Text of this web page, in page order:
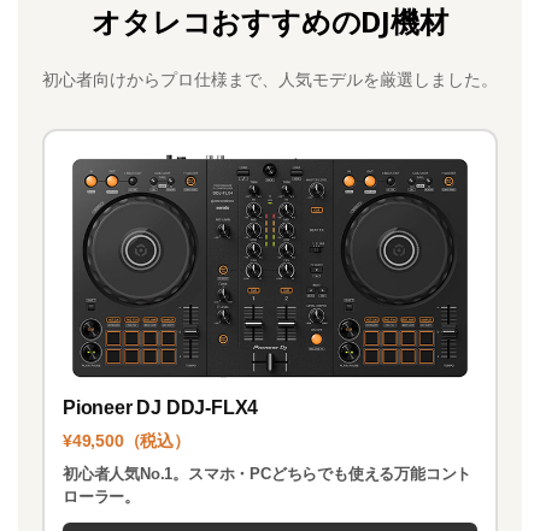
b
o
o
k
o
d
o
n
l
オタレコおすすめのDJ機材
初心者向けからプロ仕様まで、人気モデルを厳選しました。
Pioneer DJ DDJ-FLX4
¥49,500（税込）
初心者人気No.1。スマホ・PCどちらでも使える万能コント
ローラー。